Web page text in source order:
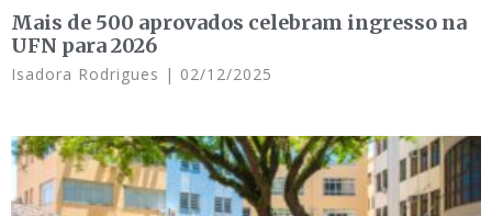
Mais de 500 aprovados celebram ingresso na
UFN para 2026
Isadora Rodrigues 02/12/2025